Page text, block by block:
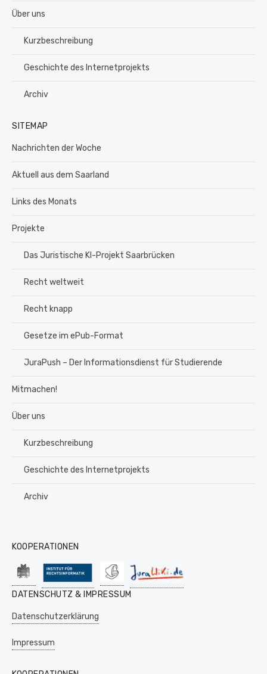
Über uns
Kurzbeschreibung
Geschichte des Internetprojekts
Archiv
SITEMAP
Nachrichten der Woche
Aktuell aus dem Saarland
Links des Monats
Projekte
Das Juristische KI-Projekt Saarbrücken
Recht weltweit
Recht knapp
Gesetze im ePub-Format
JuraPush – Der Informationsdienst für Studierende
Mitmachen!
Über uns
Kurzbeschreibung
Geschichte des Internetprojekts
Archiv
KOOPERATIONEN
DATENSCHUTZ & IMPRESSUM
Datenschutzerklärung
Impressum